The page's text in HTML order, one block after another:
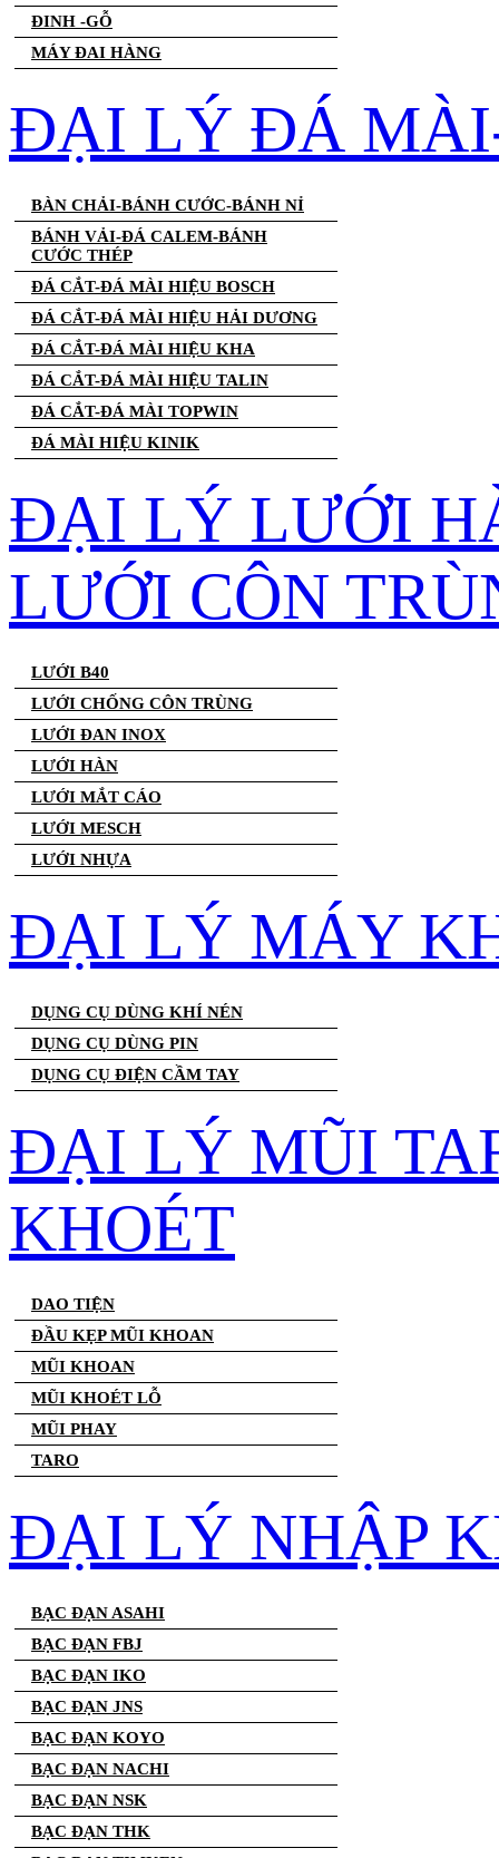
ĐINH -GỖ
MÁY ĐAI HÀNG
ĐẠI LÝ ĐÁ
BÀN CHẢI-BÁNH CƯỚC-BÁNH NỈ
BÁNH VẢI-ĐÁ CALEM-BÁNH
CƯỚC THÉP
ĐÁ CẮT-ĐÁ MÀI HIỆU BOSCH
ĐÁ CẮT-ĐÁ MÀI HIỆU HẢI DƯƠNG
ĐÁ CẮT-ĐÁ MÀI HIỆU KHA
ĐÁ CẮT-ĐÁ MÀI HIỆU TALIN
ĐÁ CẮT-ĐÁ MÀI TOPWIN
ĐÁ MÀI HIỆU KINIK
ĐẠI LÝ LƯỚI
LƯỚI CÔN
LƯỚI B40
LƯỚI CHỐNG CÔN TRÙNG
LƯỚI ĐAN INOX
LƯỚI HÀN
LƯỚI MẮT CÁO
LƯỚI MESCH
LƯỚI NHỰA
ĐẠI LÝ MÁY
DỤNG CỤ DÙNG KHÍ NÉN
DỤNG CỤ DÙNG PIN
DỤNG CỤ ĐIỆN CẦM TAY
ĐẠI LÝ MŨI
KHOÉT
DAO TIỆN
ĐẦU KẸP MŨI KHOAN
MŨI KHOAN
MŨI KHOÉT LỖ
MŨI PHAY
TARO
ĐẠI LÝ NHẬP
BẠC ĐẠN ASAHI
BẠC ĐẠN FBJ
BẠC ĐẠN IKO
BẠC ĐẠN JNS
BẠC ĐẠN KOYO
BẠC ĐẠN NACHI
BẠC ĐẠN NSK
BẠC ĐẠN THK